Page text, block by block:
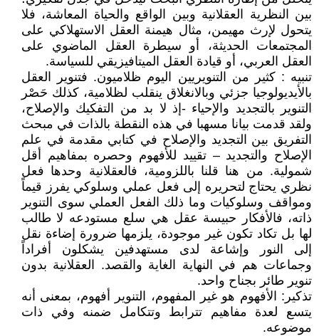
بين النظرية العقلانية وبين الواقع والحياة المعاشة، فلا
يتحول لإرث مهيمن، مثال هيمنة العقل الاستهلاكي على
المجتمعات الحديثة، أو سيطرة العقل الماضوي على
العقل العربي، أو قيادة العقل الميتافيزيقي للسياسة.
تنبيه : كثير من التنويريين اليوم ظلاميون. فتنوير العقل
بالأيديولوجيا جزئي وبالانغلاق ينقلب لظلامية، كذلك حَصْر
التنوير بالتجديد والإحياء -إذ لا بد من التفكيك والإصلاح،
ولقد قدمت بيانا مسهبا في هذه النقطة بالذات في مبحث
التفريق بين التجديد والإصلاح في كتابي مقدمة في علم
الإصلاح والتجديد – تقييد للأفهوم وحصره بمفاهيم أقل
شمولية. من هنا قلنا باللزومية، فالعقلانية وحدها فعل
نظري يحتاج لتحريره إلى فعل عملي وسلوكي يفرز قيماً
ومواقف وسلوكيات وما ذلك الفعل العملي سوى التنوير
ذاته، فالأفكار حبيسة عقل هي سلع مستودعه لا طالب
لها بل تكاد تكون غير موجودة، يلزمها ضرورة إضاءة نقل
إلى النور وإشاعة لدى مستهدفين يشكلون أفراداً
وجماعات هم في النهاية الغاية والقصد. العقلانية بدون
تنوير طائر بجناح واحد.
تذكير: الأفهوم هو غير المفهوم، التنوير أفهوم، بمعنى أنه
يتسع لعدة مفاهيم تترابط وتتكامل ضمنه وفي ذات
موضوعه.